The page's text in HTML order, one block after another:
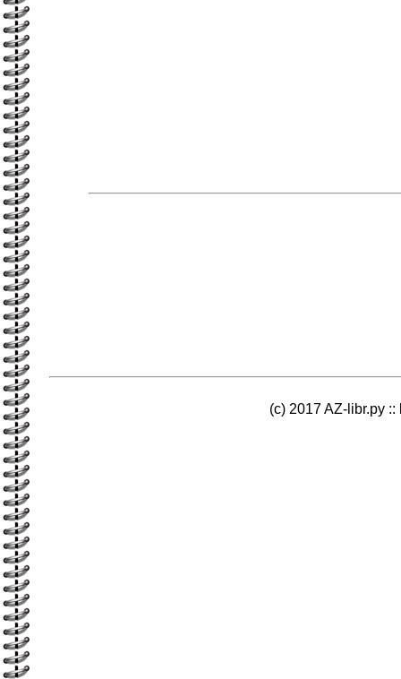
(c) 2017 AZ-libr.ру ::